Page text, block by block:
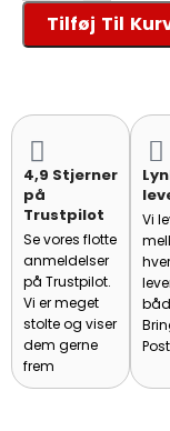
Tilføj Til
4,9 Stjerner
på
Trustpilot
Se vores flotte
anmeldelser
på Trustpilot.
Vi er meget
stolte og viser
dem gerne
frem
Vi